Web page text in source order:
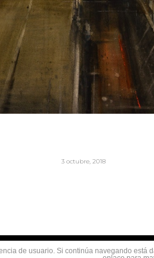
3 octubre, 2018
de usuario. Si continúa navegando